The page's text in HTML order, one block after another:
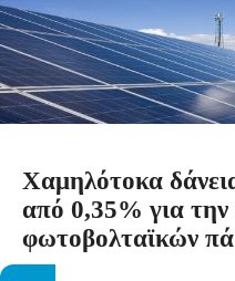
Χαμηλότοκα
από 0,35% για
φωτοβολταϊκών